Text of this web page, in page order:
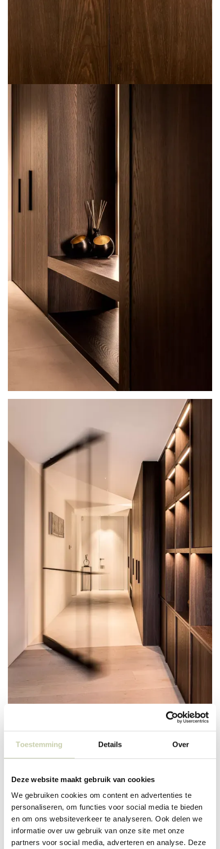
Toestemming Details Over
Deze website maakt gebruik van cookies
We gebruiken cookies om content en advertenties te
personaliseren, om functies voor social media te bieden
en om ons websiteverkeer te analyseren. Ook delen we
informatie over uw gebruik van onze site met onze
partners voor social media, adverteren en analyse. Deze